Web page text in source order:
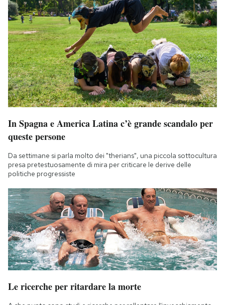
In Spagna e America Latina c’è grande scandalo per
queste persone
Da settimane si parla molto dei "therians", una piccola sottocultura
presa pretestuosamente di mira per criticare le derive delle
politiche progressiste
Le ricerche per ritardare la morte